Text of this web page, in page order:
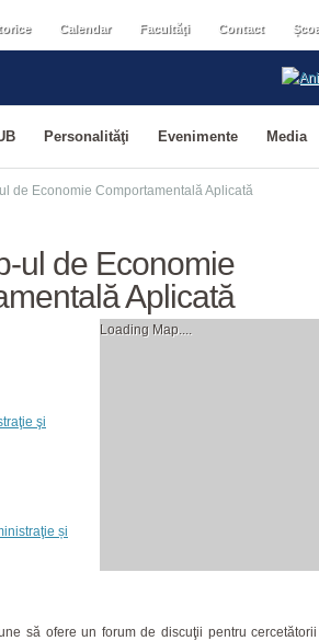
Calendar Facultăţi Contact
Personalităţi Evenimente Media
de Economie Comportamentală Aplicată
ul de Economie
Aplicată
Loading Map....
şi
și
să ofere un forum de discuţii pentru